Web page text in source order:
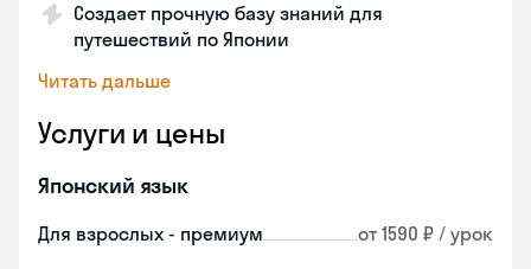
Создает прочную базу знаний для
путешествий по Японии
Читать дальше
Услуги и цены
Японский язык
Для взрослых - премиум от 1590 ₽ / урок